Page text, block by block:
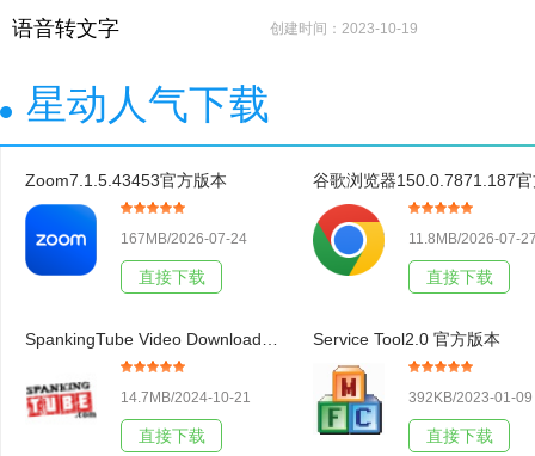
语音转文字 创建时间：2023-10-19
星动人气下载
Zoom7.1.5.43453官方版本
167MB/2026-07-24
直接下载
11.8MB/2026-07-
直接下载
14.7MB/2024-10-21
直接下载
Service Tool2.0 官方版本
392KB/2023-01-09
直接下载